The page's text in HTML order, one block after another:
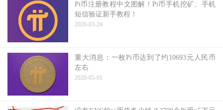
Pi币注册教程中文图解！Pi币手机挖矿、手机
短信验证新手教程！
2020-03-24
重大消息：一枚Pi币达到了约10693元人民币
左右
2020-05-01